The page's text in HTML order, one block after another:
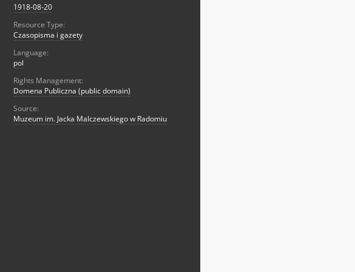
1918-08-20
Resource Type:
Czasopisma i gazety
Language:
pol
Rights Management:
Domena Publiczna (public domain)
Source:
Muzeum im. Jacka Malczewskiego w Radomiu